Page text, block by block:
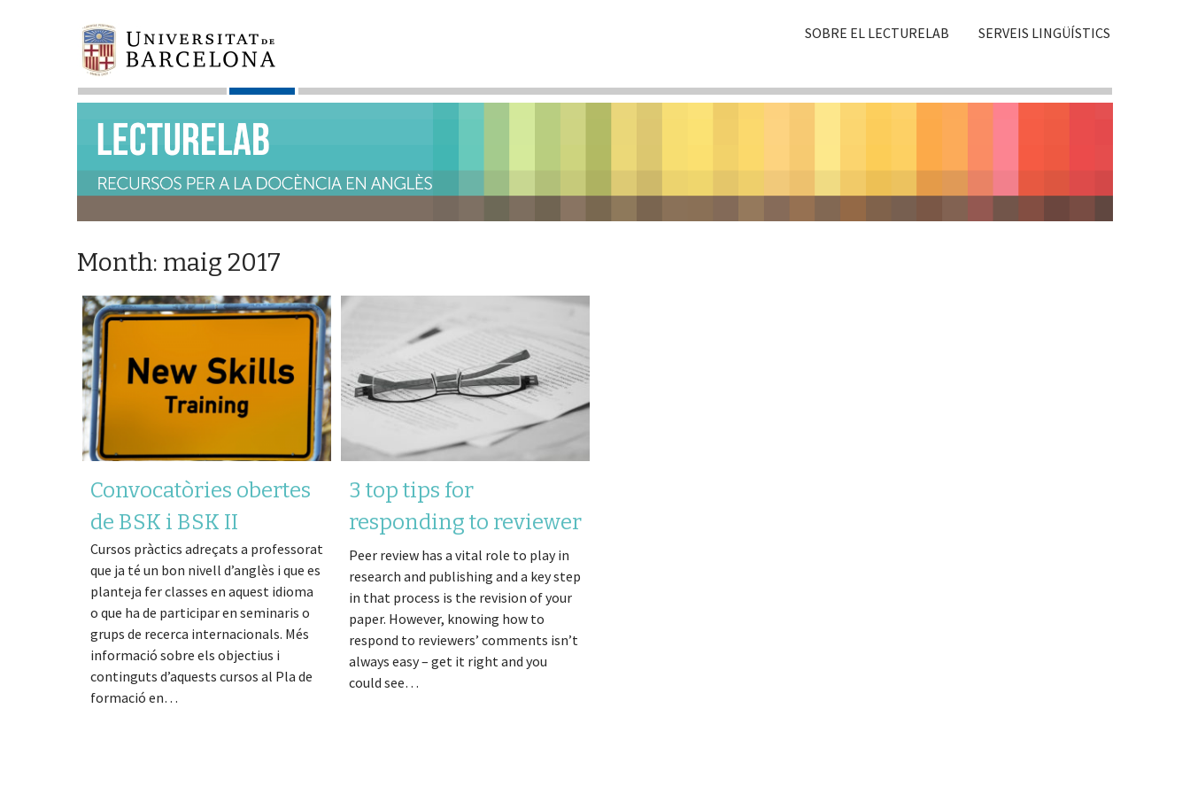
SOBRE EL LECTURELAB SERVEIS LINGÜÍSTICS
Month: maig 2017
Convocatòries obertes
de BSK i BSK II
Cursos pràctics adreçats a professorat
que ja té un bon nivell d’anglès i que es
planteja fer classes en aquest idioma
o que ha de participar en seminaris o
grups de recerca internacionals. Més
informació sobre els objectius i
continguts d’aquests cursos al Pla de
formació en…
3 top tips for
responding to reviewer
comments on your
manuscript
Peer review has a vital role to play in
research and publishing and a key step
in that process is the revision of your
paper. However, knowing how to
respond to reviewers’ comments isn’t
always easy – get it right and you
could see…